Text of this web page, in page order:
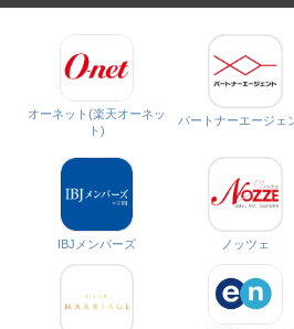
オーネット(楽天オーネッ
ト)
パートナーエージェ
IBJメンバーズ ノッツェ